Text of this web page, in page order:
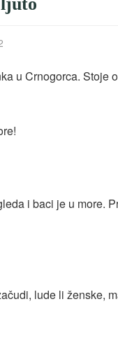
u Crnogorca. Stoje
i baci je u more.
lude li ženske,